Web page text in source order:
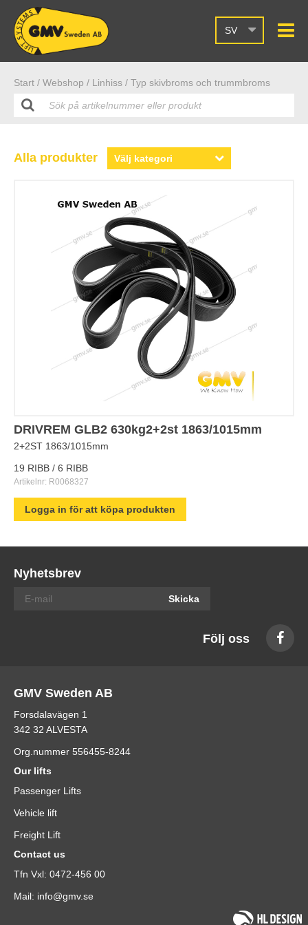
SV
Start / Webshop / Linhiss / Typ skivbroms och trummbroms
Alla produkter
DRIVREM GLB2 630kg2+2st 1863/1015mm
2+2ST 1863/1015mm
19 RIBB / 6 RIBB
Artikelnr: R0068327
Logga in för att köpa produkten
Nyhetsbrev
Skicka
Följ oss
GMV Sweden AB
Forsdalavägen 1
342 32 ALVESTA
Org.nummer 556455-8244
Our lifts
Passenger Lifts
Vehicle lift
Freight Lift
Contact us
Tfn Vxl: 0472-456 00
Mail: info@gmv.se